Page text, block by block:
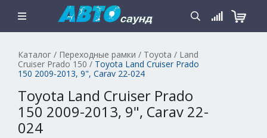
Каталог / Переходные рамки / Toyota / Land
Cruiser Prado 150 / Toyota Land Cruiser Prado
150 2009-2013, 9", Carav 22-024
Toyota Land Cruiser Prado
150 2009-2013, 9", Carav 22-
024